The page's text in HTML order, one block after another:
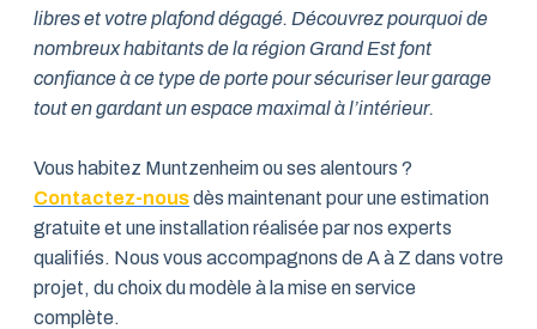
libres et votre plafond dégagé. Découvrez pourquoi de
nombreux habitants de la région Grand Est font
confiance à ce type de porte pour sécuriser leur garage
tout en gardant un espace maximal à l’intérieur.
Vous habitez Muntzenheim ou ses alentours ?
Contactez-nousdès maintenant pour une estimation
gratuite et une installation réalisée par nos experts
qualifiés. Nous vous accompagnons de A à Z dans votre
projet, du choix du modèle à la mise en service
complète.